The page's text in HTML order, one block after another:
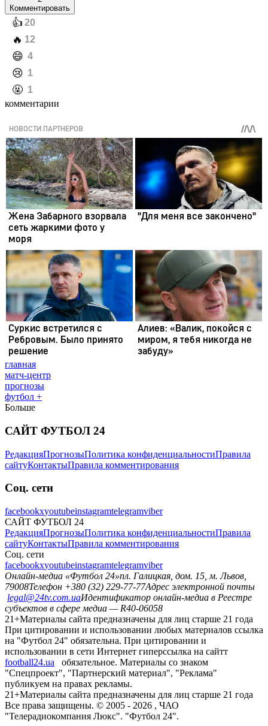
Комментировать
️👍 20
️🔥 12
️😄 4
️😢 1
️🤬 1
комментарии
главная
матч-центр
прогнозы
футбол +
Больше
САЙТ ФУТБОЛ 24
РедакцияПрогнозыПолитика конфиденциальностиПравила
сайтуКонтактыПравила комментирования
Соц. сети
facebookxyoutubeinstagramtelegramviber
САЙТ ФУТБОЛ 24
РедакцияПрогнозыПолитика конфиденциальностиПравила
сайтуКонтактыПравила комментирования
Соц. сети
facebookxyoutubeinstagramtelegramviber
Онлайн-медиа «Футбол 24»пл. Галицкая, дом. 15, м. Львов,
79008Телефон +380 (32) 229-77-77Адрес электронной почты
legal@24tv.com.uaИдентификатор онлайн-медиа в Реестре
субъектов в сфере медиа — R40-06058
21+Материалы сайта предназначены для лиц старше 21 года
При цитировании и использовании любых материалов ссылка
на "Футбол 24" обязательна. При цитировании и
использовании в сети Интернет гиперссылка на сайтт
football24.ua
обязательное. Материалы со знаком
"Спецпроект", "Партнерский материал", "Реклама"
публикуем на правах рекламы.
21+Материалы сайта предназначены для лиц старше 21 года
Все права защищены. © 2005 - 2026 , ЧАО
"Телерадиокомпания Люкс". "Футбол 24".